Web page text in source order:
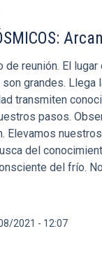
de reunión. El
grandes. Llega
transmiten
pasos.
Elevamos
del
del frío.
2021 - 12:07